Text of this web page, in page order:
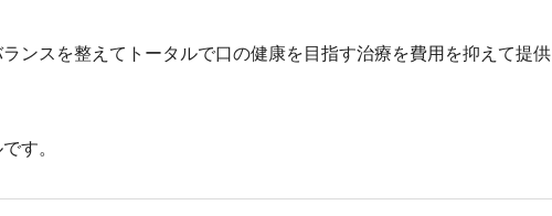
ンスを整えてトータルで口の健康を目指す治療を費用を抑えて提供
す。